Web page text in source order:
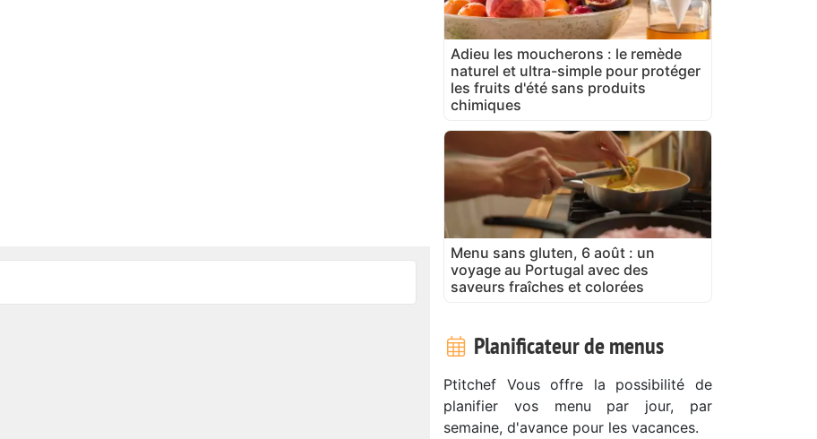
Adieu les moucherons : le remède
naturel et ultra-simple pour protéger
les fruits d'été sans produits
chimiques
Menu sans gluten, 6 août : un
voyage au Portugal avec des
saveurs fraîches et colorées
Planificateur de menus
Ptitchef Vous offre la possibilité de
planifier vos menu par jour, par
semaine, d'avance pour les vacances.